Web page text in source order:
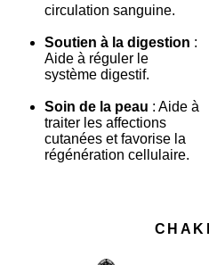
circulation sanguine.
Soutien à la digestion :
Aide à réguler le
système digestif.
Soin de la peau : Aide à
traiter les affections
cutanées et favorise la
régénération cellulaire.